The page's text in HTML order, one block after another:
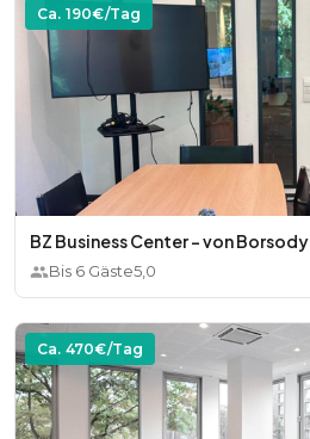
Ca. 190€/Tag
BZ Business Center - von Borsody
Bis 6 Gäste5,0
Ca. 470€/Tag